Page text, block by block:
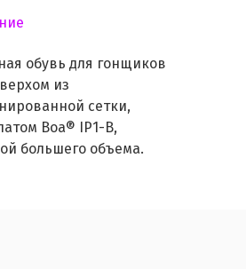
обувь для гонщиков
из
сетки,
Boa® IP1-B,
большего объема.